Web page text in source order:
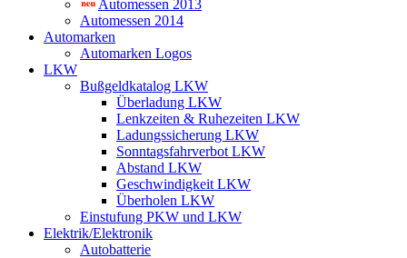
Automessen 2013
Automessen 2014
Automarken
Automarken Logos
LKW
Bußgeldkatalog LKW
Überladung LKW
Lenkzeiten & Ruhezeiten LKW
Ladungssicherung LKW
Sonntagsfahrverbot LKW
Abstand LKW
Geschwindigkeit LKW
Überholen LKW
Einstufung PKW und LKW
Elektrik/Elektronik
Autobatterie